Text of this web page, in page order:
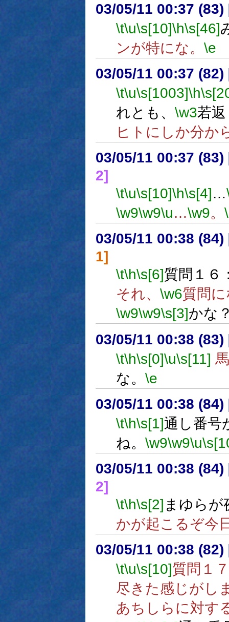
03/05/11 00:37 (83)
\t\u\s[10]\h\s[46]
ンが特にな。 \e
03/05/11 00:37 (82)
\t\u\s[1003]\h
れとも、 \w3若
ヒトにしか分か
03/05/11 00:37 (83)
2]
\t\u\s[10]\h\s[4]…
\w9\w9\u…\w9。
03/05/11 00:38 (84)
1]
\t\h\s[6]質問１６
それ、 \w6質問
\w9\w9\s[3]かな
03/05/11 00:38 (83)
\t\h\s[0]\u\s[11]
な。 \e
03/05/11 00:38 (84)
\t\h\s[1]通し番号
ね。 \w9\w9\u
03/05/11 00:38 (84)
2]
\t\h\s[2] まゆらが
かが起こるぞ今
03/05/11 00:38 (82)
\t\u\s[10]質問１
尽きた感じがし
あちしらに対す